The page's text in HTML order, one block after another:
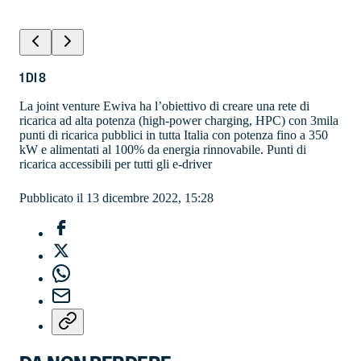
1DI8
La joint venture Ewiva ha l’obiettivo di creare una rete di
ricarica ad alta potenza (high-power charging, HPC) con 3mila
punti di ricarica pubblici in tutta Italia con potenza fino a 350
kW e alimentati al 100% da energia rinnovabile. Punti di
ricarica accessibili per tutti gli e-driver
Pubblicato il 13 dicembre 2022, 15:28